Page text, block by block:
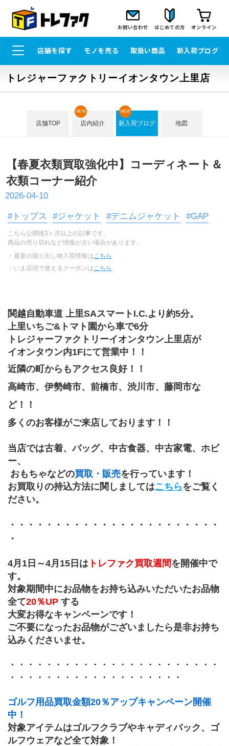
お問い合わせ はじめての方 オンライン
店舗を探す モノを売る 取扱い商品 新入荷ブログ
トレジャーファクトリーイオンタウン上里店
店舗TOP 店内紹介
NEW
新入荷ブログ
NEW
地図
【春夏衣類買取強化中】コーディネート＆
衣類コーナー紹介
2026-04-10
#トップス #ジャケット #デニムジャケット #GAP
こちら公開後3ヶ月以上の記事です。
商品の売り切れなど情報が古い場合があります。
・最新の掘り出し物入荷情報は こちら
・いま店頭で使えるクーポンは こちら
関越自動車道 上里SAスマートI.C.より約5分。
上里いちご&トマト園から車で6分
トレジャーファクトリーイオンタウン上里店が
イオンタウン内1Fにて営業中！！
近隣の町からもアクセス良好！！
高崎市、伊勢崎市、前橋市、渋川市、藤岡市な
ど！！
多くのお客様がご来店しております！！
当店では古着、バッグ、中古食器、中古家電、﻿ホビ
ー、
おもちゃなどの買取・販売を行っています！
お買取りの持込方法に関しましてはこちら をご覧く
ださい。
・・・・・・・・・・・・・・・・・・・・・・・
・
4月1日～4月15日は トレファク買取週間 を開催中で
す。
対象期間中にお品物をお持ち込みいただいたお品物
全て20％UP する
大変お得なキャンペーンです！
ご不要になったお品物がございましたら是非お持ち
込みくださいませ。
・・・・・・・・・・・・・・・・・・・・・・・
・・・・・・・・・・・・・・・・・・・
ゴルフ用品買取金額20％アップキャンペーン開催
中！
対象アイテムはゴルフクラブやキャディバック、ゴ
ルフウェアなど全て対象！